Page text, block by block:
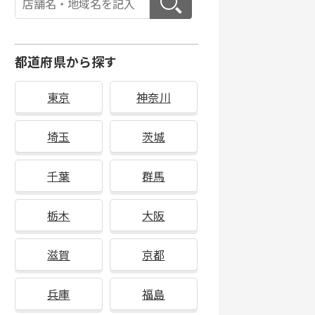
都道府県から探す
東京 神奈川
埼玉 茨城
千葉 群馬
栃木 大阪
滋賀 京都
兵庫 福島